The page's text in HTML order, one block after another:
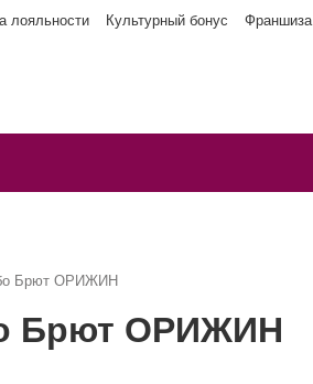
лояльности Культурный бонус Франшиза
Брют ОРИЖИН
Брют ОРИЖИН